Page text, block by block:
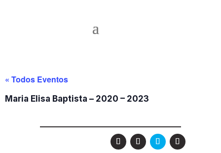
« Todos Eventos
Maria Elisa Baptista – 2020 – 2023